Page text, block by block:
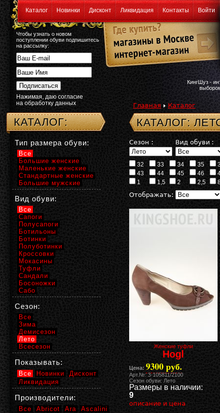
Каталог Новинки Дисконт Ликвидация Контакты Войти
Чтобы узнать о новом
поступлении обуви подпишитесь
на рассылку:
Нажимая, даю согласие
на обработку данных
КингШуз -
Главная Каталог
КАТАЛОГ:
Сезон : Вид обуви :
32 33 34 35
43
44 45 46
1
1,5 2 2,5
Отображать:
Женские туфли
Hogl
Цена: 9300 руб.
Арт.№: 3-105811/2100
Сезон обуви: Лето
Размеры в наличии:
9
описание и цена
КАТАЛОГ:
Тип размера обуви:
Все
Большие женские
Маленькие женские
Стандартные женские
Большие мужские
Вид обуви:
Все
Сапоги
Полусапоги
Ботильоны
Ботинки
Полуботинки
Кроссовки
Мокасины
Туфли
Сандали
Босоножки
Сабо
Сезон:
Все
Зима
Демисезон
Лето
Всесезон
Показывать:
Все Новинки
Дисконт
Ликвидация
Производители:
Все Abricot Ara
Ascalini